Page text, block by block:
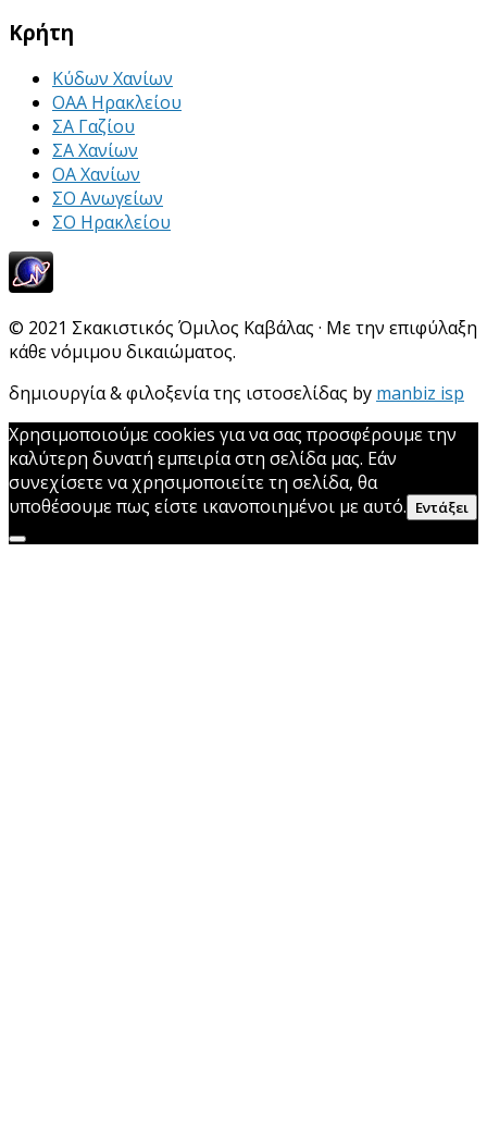
Κρήτη
Κύδων Χανίων
ΟΑΑ Ηρακλείου
ΣΑ Γαζίου
ΣΑ Χανίων
ΟΑ Χανίων
ΣΟ Ανωγείων
ΣΟ Ηρακλείου
© 2021 Σκακιστικός Όμιλος Καβάλας · Με την επιφύλαξη
κάθε νόμιμου δικαιώματος.
δημιουργία & φιλοξενία της ιστοσελίδας by manbiz isp
Χρησιμοποιούμε cookies για να σας προσφέρουμε την
καλύτερη δυνατή εμπειρία στη σελίδα μας. Εάν
συνεχίσετε να χρησιμοποιείτε τη σελίδα, θα
υποθέσουμε πως είστε ικανοποιημένοι με αυτό. Εντάξει